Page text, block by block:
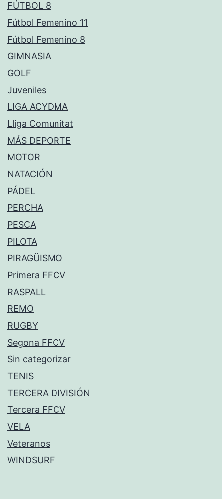
FÚTBOL 8
Fútbol Femenino 11
Fútbol Femenino 8
GIMNASIA
GOLF
Juveniles
LIGA ACYDMA
Lliga Comunitat
MÁS DEPORTE
MOTOR
NATACIÓN
PÁDEL
PERCHA
PESCA
PILOTA
PIRAGÜISMO
Primera FFCV
RASPALL
REMO
RUGBY
Segona FFCV
Sin categorizar
TENIS
TERCERA DIVISIÓN
Tercera FFCV
VELA
Veteranos
WINDSURF